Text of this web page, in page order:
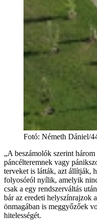
Fotó: Németh Dániel/
„A beszámolók szerint
páncélteremnek vagy
terveket is látták, azt állítják,
folyosóról nyílik, amelyik
csak a egy rendszerváltás
bár az eredeti helyszínrajzok
önmagában is meggyőzőek
hitelességét.